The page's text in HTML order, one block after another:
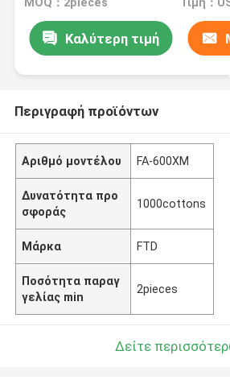
MOQ：2pieces Τιμή：
Καλύτερη τιμή
Περιγραφή προϊόντων
Αριθμό μοντέλου FA-600XM
Δυνατότητα προ
σφοράς
1000cottons
Μάρκα FTD
Ποσότητα παραγ
γελίας min
2pieces
Δείτε